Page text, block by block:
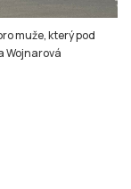
muže, který pod
Wojnarová